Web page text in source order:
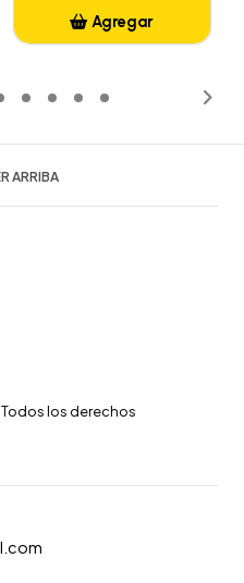
Agregar
ARRIBA
los derechos